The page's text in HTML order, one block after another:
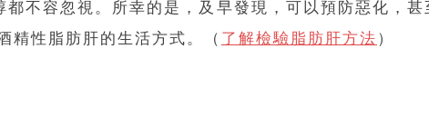
不容忽視。所幸的是，及早發現，可以預防惡化，
精性脂肪肝的生活方式。（ 了解檢驗脂肪肝方法 ）